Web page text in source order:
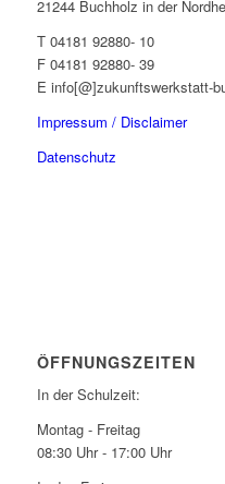
21244 Buchholz in der
T 04181 92880- 10
F 04181 92880- 39
E info[@]zukunftswerkstatt-
Impressum / Disclaimer
Datenschutz
ÖFFNUNGSZEITEN
In der Schulzeit:
Montag - Freitag
08:30 Uhr - 17:00 Uhr